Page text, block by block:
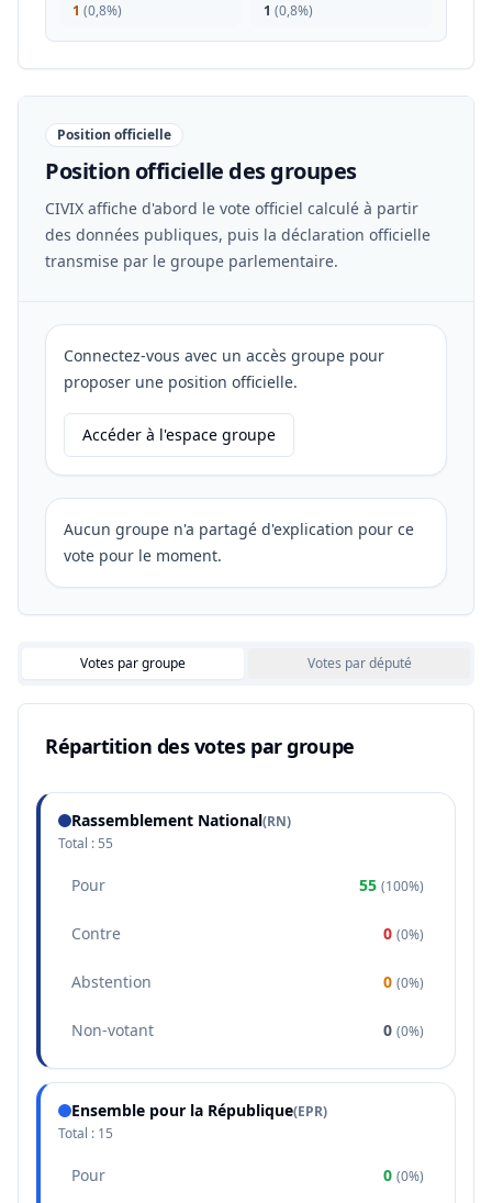
1 (0,8%)
1 (0,8%)
Position officielle
Position officielle des groupes
CIVIX affiche d'abord le vote officiel calculé à partir
des données publiques, puis la déclaration officielle
transmise par le groupe parlementaire.
Connectez-vous avec un accès groupe pour
proposer une position officielle.
Accéder à l'espace groupe
Aucun groupe n'a partagé d'explication pour ce
vote pour le moment.
Votes par groupe Votes par député
Répartition des votes par groupe
Rassemblement National(RN)
Total : 55
Pour 55 (100%)
Contre 0 (0%)
Abstention 0 (0%)
Non-votant 0 (0%)
Ensemble pour la République(EPR)
Total : 15
Pour 0 (0%)